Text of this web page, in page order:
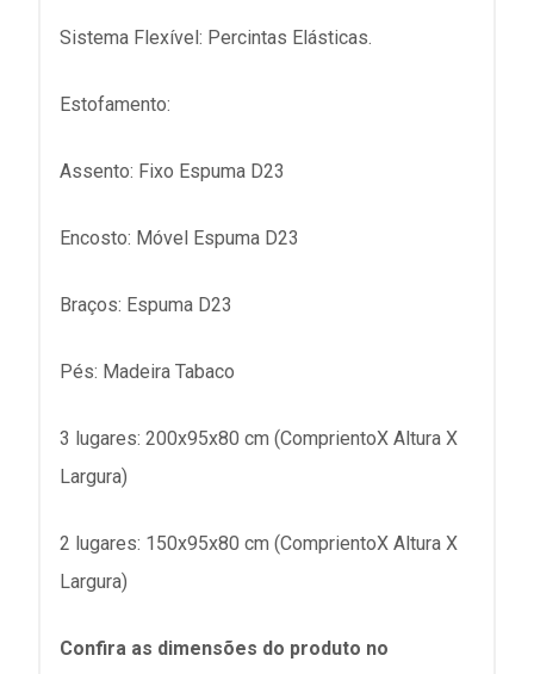
Sistema Flexível: Percintas Elásticas.
Estofamento:
Assento: Fixo Espuma D23
Encosto: Móvel Espuma D23
Braços: Espuma D23
Pés: Madeira Tabaco
3 lugares: 200x95x80 cm (ComprientoX Altura X
Largura)
2 lugares: 150x95x80 cm (ComprientoX Altura X
Largura)
Confira as dimensões do produto no